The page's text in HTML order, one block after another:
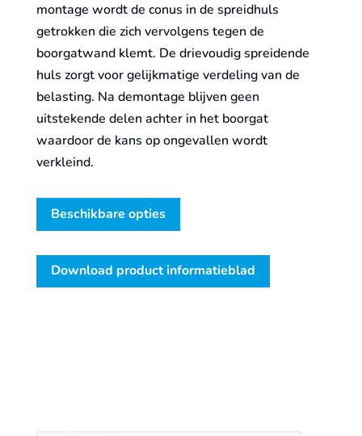
montage wordt de conus in de spreidhuls
getrokken die zich vervolgens tegen de
boorgatwand klemt. De drievoudig spreidende
huls zorgt voor gelijkmatige verdeling van de
belasting. Na demontage blijven geen
uitstekende delen achter in het boorgat
waardoor de kans op ongevallen wordt
verkleind.
Beschikbare opties
Download product informatieblad